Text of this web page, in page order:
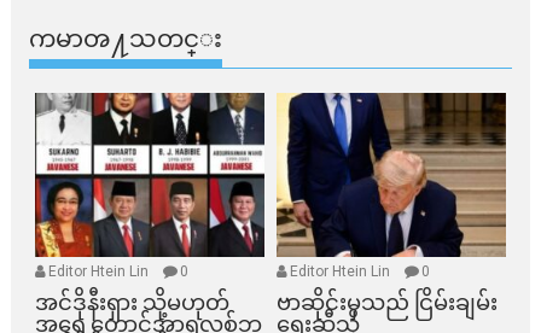
ကမာၻ႔သတင္း
Editor Htein Lin 0
အင်ဒိုနီးရှား သို့မဟုတ်
အရှေ့တောင်အာရှလစ်ဘ
Editor Htein Lin 0
ဗာဆိုင်းမှသည် ငြိမ်းချမ်း
ရေးဆီသို့